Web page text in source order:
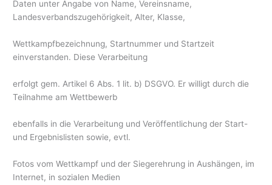
Daten unter Angabe von Name, Vereinsname,
Landesverbandszugehörigkeit, Alter, Klasse,
Wettkampfbezeichnung, Startnummer und Startzeit
einverstanden. Diese Verarbeitung
erfolgt gem. Artikel 6 Abs. 1 lit. b) DSGVO. Er willigt durch die
Teilnahme am Wettbewerb
ebenfalls in die Verarbeitung und Veröffentlichung der Start-
und Ergebnislisten sowie, evtl.
Fotos vom Wettkampf und der Siegerehrung in Aushängen, im
Internet, in sozialen Medien